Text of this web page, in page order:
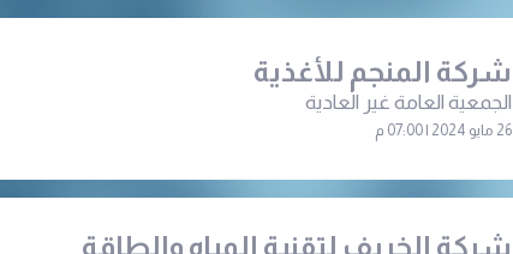
شركة المنجم للأغذية
الجمعية العامة غير العادية
26 مايو 2024 | 07:00 م
شركة الخريف لتقنية المياه والطاقة